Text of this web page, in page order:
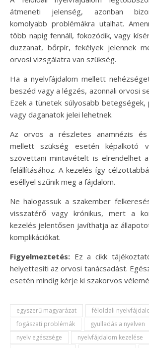
átmeneti jelenség, azonban
komolyabb problémákra utalhat.
több napig fennáll, fokozódik, vagy
duzzanat, bőrpír, fekélyek jelennek
orvosi vizsgálatra van szükség.
Ha a nyelvfájdalom mellett
beszéd vagy a légzés, azonnali orvosi
Ezek a tünetek súlyosabb
vagy daganatok jelei lehetnek.
Az orvos a részletes anamnézis és
mellett szükség esetén képalkotó
szövettani mintavételt is elrendelhet
felállításához. A kezelés így
eséllyel szűnik meg a fájdalom.
Ne halogassuk a szakember
visszatérő vagy krónikus, mert a
kezelés jelentősen javíthatja az
komplikációkat.
Figyelmeztetés: Ez a cikk
helyettesíti az orvosi tanácsadást.
esetén mindig kérje ki szakorvos
egyszerű magyarázat
féloldali
fogászati problémák
gyulladás a nyelven
nyelv egészsége
nyelvfájdalom kezelése